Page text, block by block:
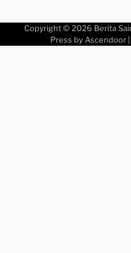
Copyright © 2026 Berita
Press by Ascendoor